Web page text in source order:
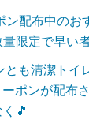
ン配布中のお
限定で早い
も清潔トイ
ポンが配布
🎵